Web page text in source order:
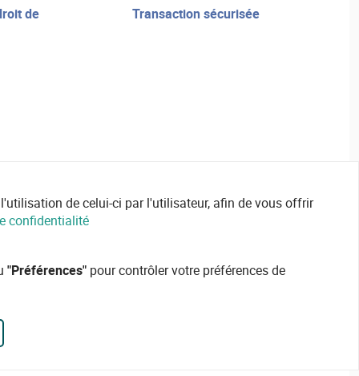
transaction sécurisée
de celui-ci par l'utilisateur, afin de vous offrir
confidentialité
"Préférences" pour contrôler votre préférences de